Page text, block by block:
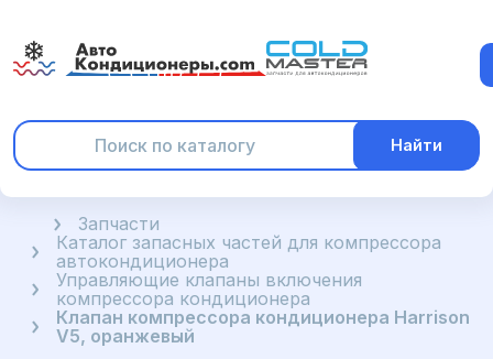
Найти
ГлавнаяЗапчасти
Каталог запасных частей для компрессора
автокондиционера
Управляющие клапаны включения
компрессора кондиционера
Клапан компрессора кондиционера Harrison
V5, оранжевый